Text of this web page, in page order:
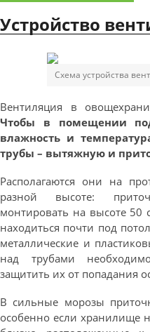
Устройство
Схема устройства
Вентиляция в
Чтобы в помещении
влажность и
трубы – вытяжную и
Располагаются они на
разной высоте:
монтировать на высоте
находиться почти под
металлические и
над трубами
защитить их от попадания
В сильные морозы
особенно если хранилище